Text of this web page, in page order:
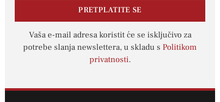
PRETPLATITE SE
Vaša e-mail adresa koristit će se isključivo za
potrebe slanja newslettera, u skladu s Politikom
privatnosti.